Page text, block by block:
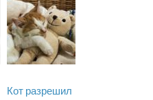
Кот разрешил